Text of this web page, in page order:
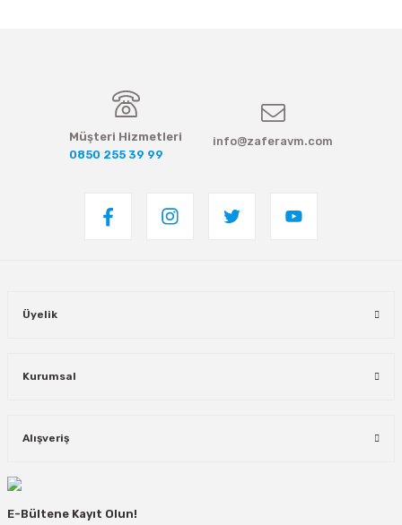
Müşteri Hizmetleri
0850 255 39 99
info@zaferavm.com
Üyelik
Kurumsal
Alışveriş
E-Bültene Kayıt Olun!